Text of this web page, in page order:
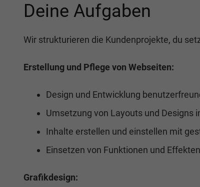
Deine Aufgaben
Wir strukturieren die Kundenprojekte, du
Erstellung und Pflege von Webseiten:
Design und Entwicklung
Umsetzung von Layouts und Designs
Inhalte erstellen und einstellen mit
Einsetzen von Funktionen und
Grafikdesign: